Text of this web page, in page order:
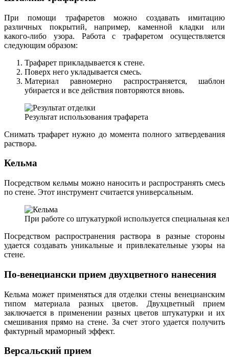
При помощи трафаретов можно создавать имитацию
различных покрытий, например, каменной кладки или
какого-либо узора. Работа с трафаретом осуществляется
следующим образом:
Трафарет прикладывается к стене.
Поверх него укладывается смесь.
Материал равномерно распространяется, шаблон
убирается и все действия повторяются вновь.
Результат использования трафарета
Снимать трафарет нужно до момента полного затвердевания
раствора.
Кельма
Посредством кельмы можно наносить и распространять смесь
по стене. Этот инструмент считается универсальным.
При работе со штукатуркой используется специальная
Посредством распространения раствора в разные стороны
удается создавать уникальные и привлекательные узоры на
стене.
По-венециански прием двухцветного нанесения
Кельма может применяться для отделки стены венецианским
типом материала разных цветов. Двухцветный прием
заключается в применении разных цветов штукатурки и их
смешивания прямо на стене. За счет этого удается получить
фактурный мраморный эффект.
Версальский прием